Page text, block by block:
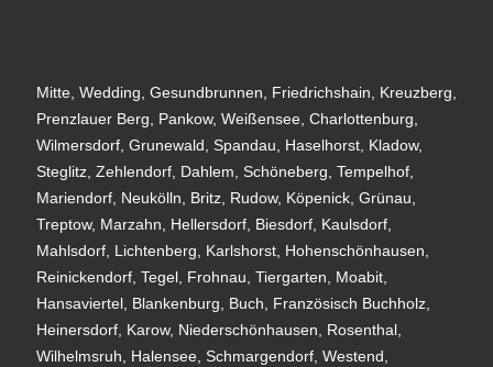
Mitte, Wedding, Gesundbrunnen, Friedrichshain, Kreuzberg,
Prenzlauer Berg, Pankow, Weißensee, Charlottenburg,
Wilmersdorf, Grunewald, Spandau, Haselhorst, Kladow,
Steglitz, Zehlendorf, Dahlem, Schöneberg, Tempelhof,
Mariendorf, Neukölln, Britz, Rudow, Köpenick, Grünau,
Treptow, Marzahn, Hellersdorf, Biesdorf, Kaulsdorf,
Mahlsdorf, Lichtenberg, Karlshorst, Hohenschönhausen,
Reinickendorf, Tegel, Frohnau, Tiergarten, Moabit,
Hansaviertel, Blankenburg, Buch, Französisch Buchholz,
Heinersdorf, Karow, Niederschönhausen, Rosenthal,
Wilhelmsruh, Halensee, Schmargendorf, Westend,